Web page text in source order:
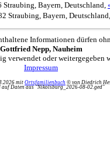
Bayern, Deutschland,
Straubing, Bayern, Deutschland,
Informationen dürfen
Gottfried Nepp, Nauheim
verwendet oder weitergegeben
Impressum
mitOrtsfamilienbuch © von Diedrich
auf Daten aus "Nikolsburg_2026-08-02.ged"